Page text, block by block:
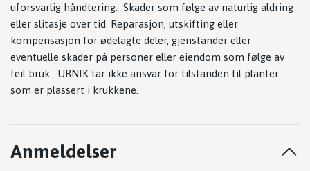
uforsvarlig håndtering. Skader som følge av naturlig aldring
eller slitasje over tid. Reparasjon, utskifting eller
kompensasjon for ødelagte deler, gjenstander eller
eventuelle skader på personer eller eiendom som følge av
feil bruk. URNIK tar ikke ansvar for tilstanden til planter
som er plassert i krukkene.
Anmeldelser